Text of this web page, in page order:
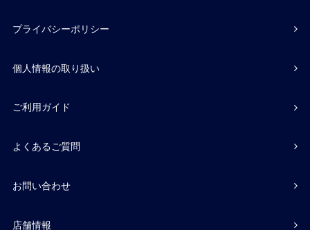
プライバシーポリシー
個人情報の取り扱い
ご利用ガイド
よくあるご質問
お問い合わせ
店舗情報